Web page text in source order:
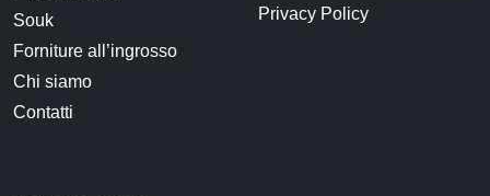
Souk
Forniture all’ingrosso
Chi siamo
Contatti
Privacy Policy